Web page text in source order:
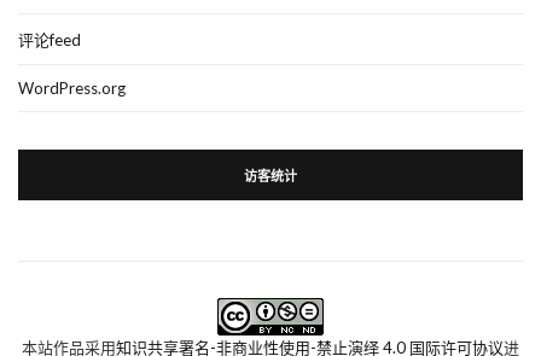
评论feed
WordPress.org
访客统计
本站作品采用知识共享署名-非商业性使用-禁止演绎 4.0 国际许可协议进